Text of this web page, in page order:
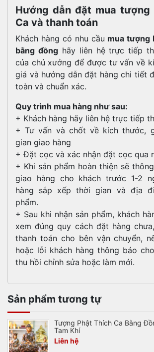
Hướng dẫn đặt mua tượng
Ca và thanh toán
Khách hàng có nhu cầu mua tượng
bằng đồnghãy liên hệ trực tiếp
của chủ xưởng để được tư vấn về
giá và hướng dẫn đặt hàng chi tiết
toàn và chuẩn xác.
Quy trình mua hàng như sau:
+ Khách hàng hãy liên hệ trực tiếp
+ Tư vấn và chốt về kích thước,
gian giao hàng
+ Đặt cọc và xác nhận đặt cọc qua
+ Khi sản phẩm hoàn thiện sẽ
giao hàng cho khách trước 1-2
hàng sắp xếp thời gian và địa
phẩm.
+ Sau khi nhận sản phẩm, khách
xem đúng quy cách đặt hàng
thanh toán cho bên vận chuyển,
hoặc lỗi khách hàng thông báo
thu hồi chỉnh sửa hoặc làm mới.
Sản phẩm tương tự
Tượng Phật Thích Ca Bằng
Tam Khí
Liên hệ